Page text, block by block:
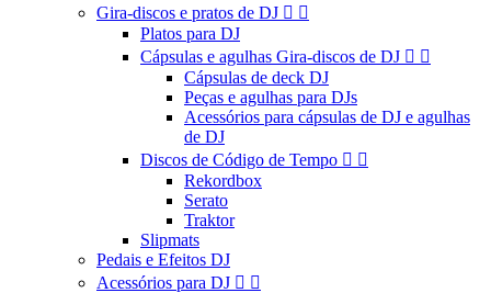
Gira-discos e pratos de DJ  
Platos para DJ
Cápsulas e agulhas Gira-discos de DJ  
Cápsulas de deck DJ
Peças e agulhas para DJs
Acessórios para cápsulas de DJ e agulhas
de DJ
Discos de Código de Tempo  
Rekordbox
Serato
Traktor
Slipmats
Pedais e Efeitos DJ
Acessórios para DJ  